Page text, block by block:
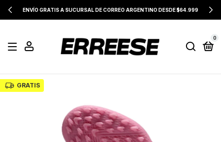
ENVÍO GRATIS A SUCURSAL DE CORREO ARGENTINO DESDE $64.999
0
GRATIS